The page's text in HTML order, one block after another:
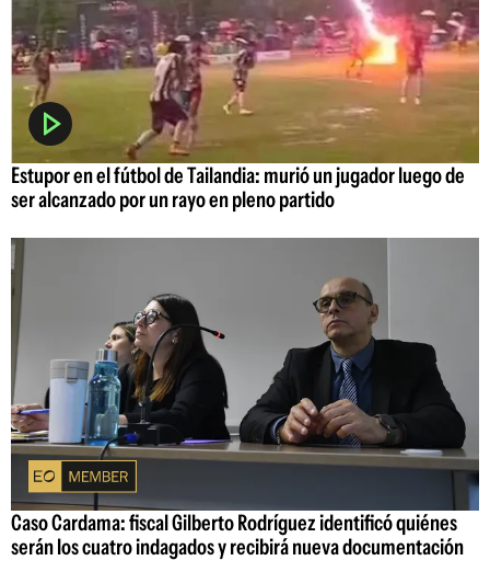
Estupor en el fútbol de Tailandia: murió un jugador luego de
ser alcanzado por un rayo en pleno partido
Caso Cardama: fiscal Gilberto Rodríguez identificó quiénes
serán los cuatro indagados y recibirá nueva documentación